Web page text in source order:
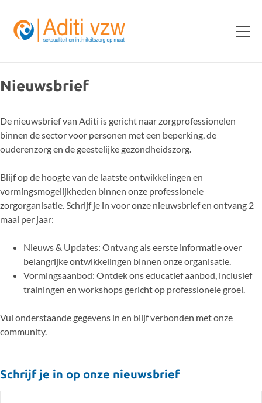
Nieuwsbrief
De nieuwsbrief van Aditi is gericht naar zorgprofessionelen
binnen de sector voor personen met een beperking, de
ouderenzorg en de geestelijke gezondheidszorg.
Blijf op de hoogte van de laatste ontwikkelingen en
vormingsmogelijkheden binnen onze professionele
zorgorganisatie. Schrijf je in voor onze nieuwsbrief en ontvang 2
maal per jaar:
Nieuws & Updates: Ontvang als eerste informatie over
belangrijke ontwikkelingen binnen onze organisatie.
Vormingsaanbod: Ontdek ons educatief aanbod, inclusief
trainingen en workshops gericht op professionele groei.
Vul onderstaande gegevens in en blijf verbonden met onze
community.
Schrijf je in op onze nieuwsbrief